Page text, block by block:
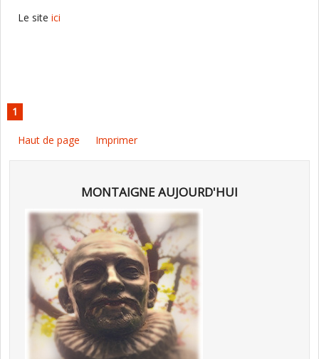
Le site ici
1
Haut de page Imprimer
MONTAIGNE AUJOURD'HUI